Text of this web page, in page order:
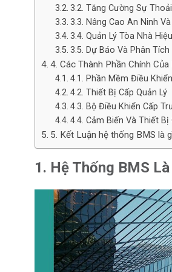
3.2. Tăng Cường Sự
3.3. Nâng Cao An Ninh
3.4. Quản Lý Tòa Nhà
3.5. Dự Báo Và Phân Tích
4. Các Thành Phần Chính
4.1. Phần Mềm Điều
4.2. Thiết Bị Cấp Quản Lý
4.3. Bộ Điều Khiển Cấp
4.4. Cảm Biến Và Thiết Bị
5. Kết Luận hệ thống BMS là
1. Hệ Thống BMS Là